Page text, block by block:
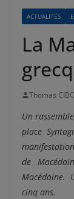
ACTUALITÉS
La
Thomas
Un
place
de
Macédoine.
cinq ans.